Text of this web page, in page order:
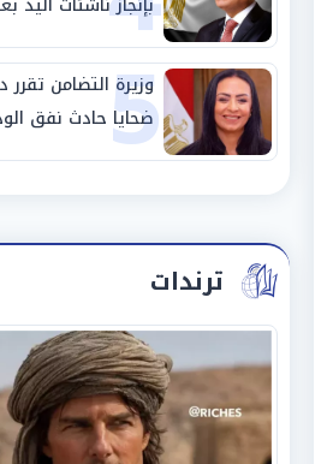
نصف نهائي كأس
5
وزيرة التضامن
ضحايا حادث نفق
سويف
ترندات